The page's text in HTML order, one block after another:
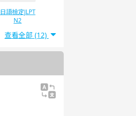
日語檢定JLPT
N2
查看全部 (12)